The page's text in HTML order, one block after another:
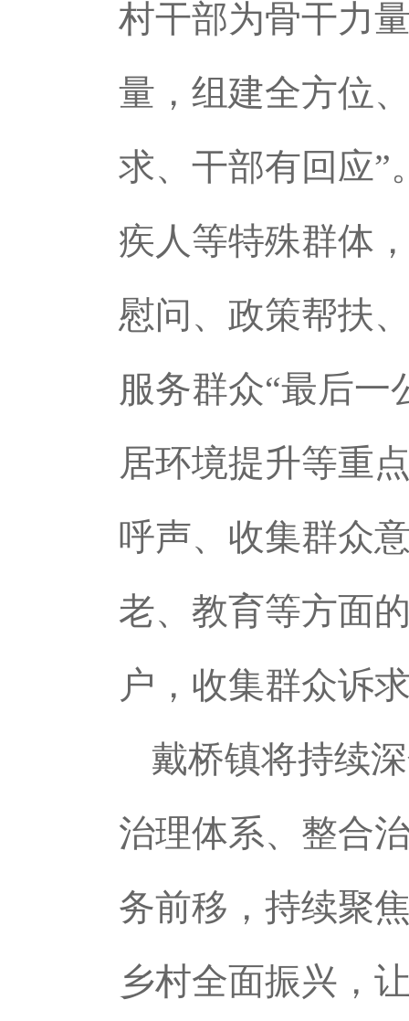
村干部为骨干力
量，组建全方位
求、干部有回应”
疾人等特殊群体
慰问、政策帮扶
服务群众“最后
居环境提升等重
呼声、收集群众
老、教育等方面
户，收集群众诉
戴桥镇将持续
治理体系、整合
务前移，持续聚
乡村全面振兴，